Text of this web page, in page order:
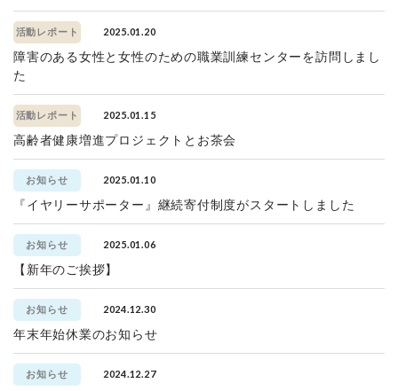
活動レポート 2025.01.20
障害のある女性と女性のための職業訓練センターを訪問しまし
た
活動レポート 2025.01.15
高齢者健康増進プロジェクトとお茶会
お知らせ 2025.01.10
『イヤリーサポーター』継続寄付制度がスタートしました
お知らせ 2025.01.06
【新年のご挨拶】
お知らせ 2024.12.30
年末年始休業のお知らせ
お知らせ 2024.12.27